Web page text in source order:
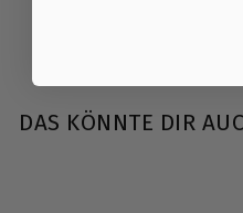
DAS KÖNNTE DIR